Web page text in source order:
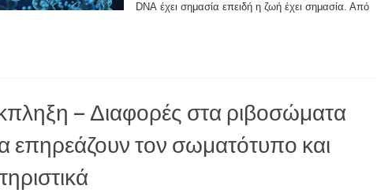
DNA έχει σημασία επειδή η ζωή έχει σημασία. Από
– Διαφορές στα ριβοσώματα
επηρεάζουν τον σωματότυπο και